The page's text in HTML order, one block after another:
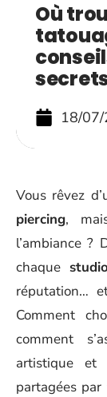
Où
18/
Vous rêvez
piercing,
l’ambiance ?
chaque
réputation…
Comment
comment
artistique et
partagées